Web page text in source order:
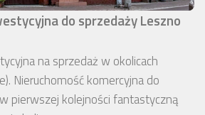
do sprzedaży Leszno
na sprzedaż w okolicach
Nieruchomość komercyjna do
pierwszej kolejności fantastyczną